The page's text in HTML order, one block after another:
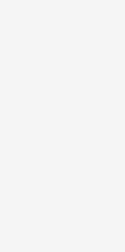
Entwicklungsprozesse